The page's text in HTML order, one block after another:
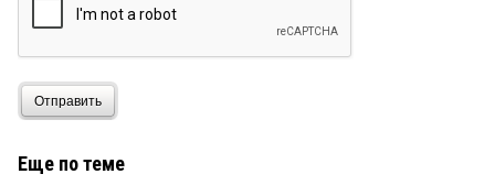
Отправить
Еще по теме